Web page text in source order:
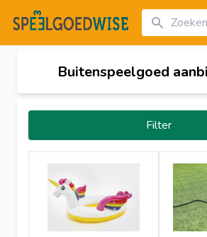
Zoeken
Buitenspeelgoed
Filter